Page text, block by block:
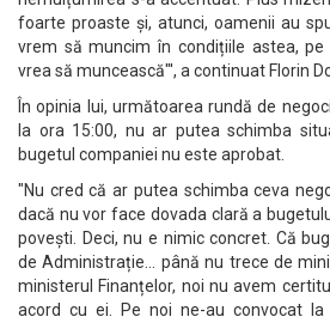
foarte proaste și, atunci, oamenii au
vrem să muncim în condițiile astea,
vrea să muncească"', a continuat Florin
În opinia lui, următoarea rundă de
la ora 15:00, nu ar putea schimba
bugetul companiei nu este aprobat.
"Nu cred că ar putea schimba ceva
dacă nu vor face dovada clară a
povești. Deci, nu e nimic concret. Că
de Administrație... până nu trece de
ministerul Finanțelor, noi nu avem
acord cu ei. Pe noi ne-au convocat